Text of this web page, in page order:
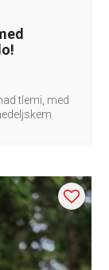
tlemi, med